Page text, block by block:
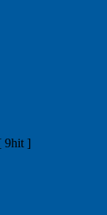
9hit ]